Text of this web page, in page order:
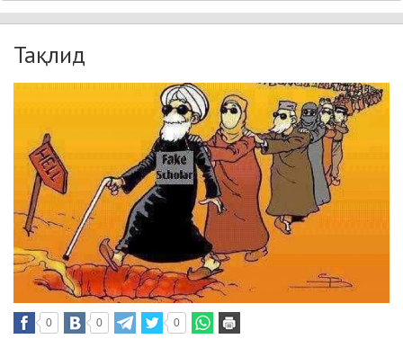
Тақлид
0 0 0